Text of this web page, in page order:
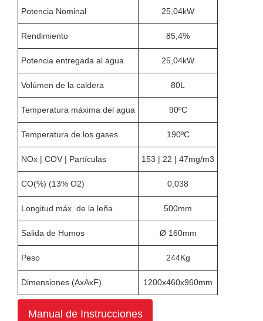
Potencia Nominal 25,04kW
Rendimiento 85,4%
Potencia entregada al agua 25,04kW
Volúmen de la caldera 80L
Temperatura máxima del agua 90ºC
Temperatura de los gases 190ºC
NOx | COV | Partículas 153 | 22 | 47mg/m3
CO(%) (13% O2) 0,038
Longitud máx. de la leña 500mm
Salida de Humos Ø 160mm
Peso 244Kg
Dimensiones (AxAxF) 1200x460x960mm
Manual de Instrucciones